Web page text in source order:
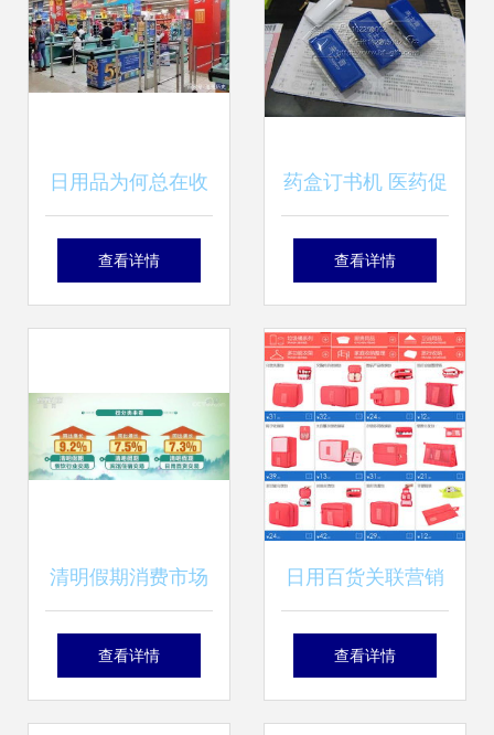
日用品为何总在收
银台旁 商家的“布
查看详情
药盒订书机 医药促
销新创意，实用与
查看详情
清明假期消费市场
暖意浓 银联网络交
查看详情
日用百货关联营销
搭载视觉素材的销
查看详情